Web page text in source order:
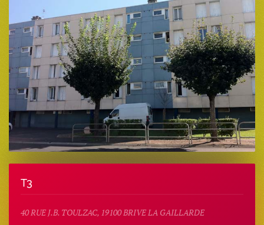
T3
40 RUE J.B. TOULZAC, 19100 BRIVE LA GAILLARDE